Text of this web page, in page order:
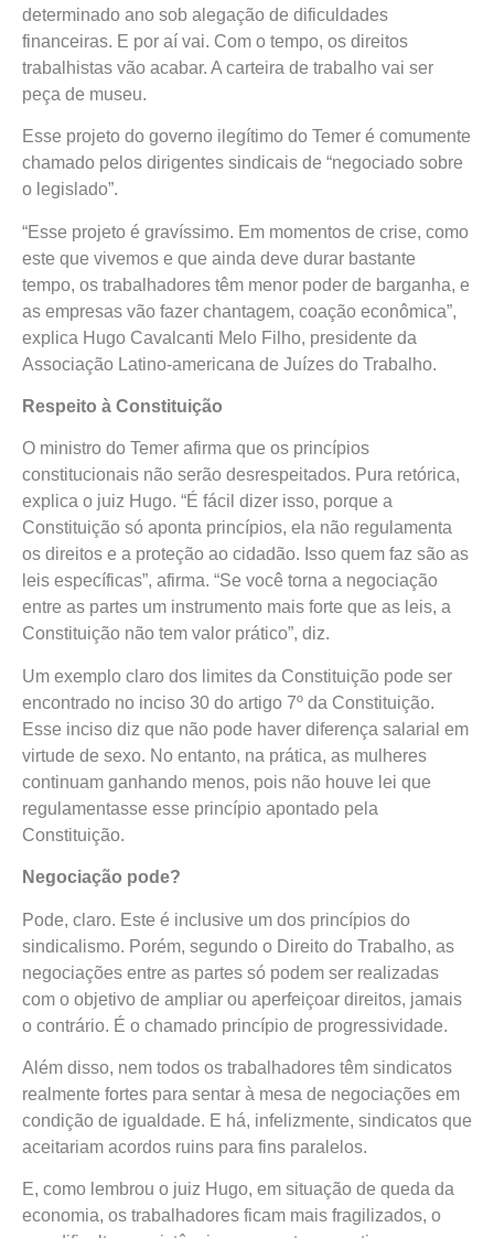
determinado ano sob alegação de dificuldades
financeiras. E por aí vai. Com o tempo, os direitos
trabalhistas vão acabar. A carteira de trabalho vai ser
peça de museu.
Esse projeto do governo ilegítimo do Temer é comumente
chamado pelos dirigentes sindicais de “negociado sobre
o legislado”.
“Esse projeto é gravíssimo. Em momentos de crise, como
este que vivemos e que ainda deve durar bastante
tempo, os trabalhadores têm menor poder de barganha, e
as empresas vão fazer chantagem, coação econômica”,
explica Hugo Cavalcanti Melo Filho, presidente da
Associação Latino-americana de Juízes do Trabalho.
Respeito à Constituição
O ministro do Temer afirma que os princípios
constitucionais não serão desrespeitados. Pura retórica,
explica o juiz Hugo. “É fácil dizer isso, porque a
Constituição só aponta princípios, ela não regulamenta
os direitos e a proteção ao cidadão. Isso quem faz são as
leis específicas”, afirma. “Se você torna a negociação
entre as partes um instrumento mais forte que as leis, a
Constituição não tem valor prático”, diz.
Um exemplo claro dos limites da Constituição pode ser
encontrado no inciso 30 do artigo 7º da Constituição.
Esse inciso diz que não pode haver diferença salarial em
virtude de sexo. No entanto, na prática, as mulheres
continuam ganhando menos, pois não houve lei que
regulamentasse esse princípio apontado pela
Constituição.
Negociação pode?
Pode, claro. Este é inclusive um dos princípios do
sindicalismo. Porém, segundo o Direito do Trabalho, as
negociações entre as partes só podem ser realizadas
com o objetivo de ampliar ou aperfeiçoar direitos, jamais
o contrário. É o chamado princípio de progressividade.
Além disso, nem todos os trabalhadores têm sindicatos
realmente fortes para sentar à mesa de negociações em
condição de igualdade. E há, infelizmente, sindicatos que
aceitariam acordos ruins para fins paralelos.
E, como lembrou o juiz Hugo, em situação de queda da
economia, os trabalhadores ficam mais fragilizados, o